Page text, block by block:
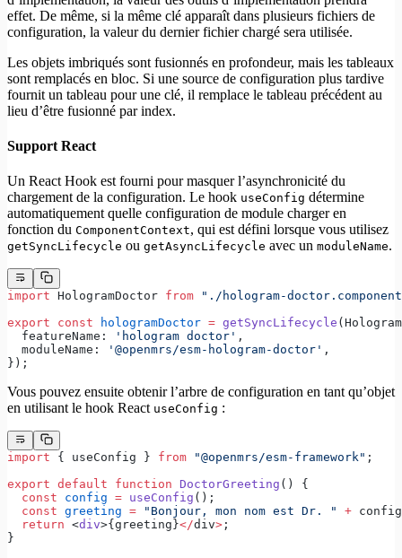
effet. De même, si la même clé apparaît dans plusieurs fichiers de
configuration, la valeur du dernier fichier chargé sera utilisée.
Les objets imbriqués sont fusionnés en profondeur, mais les tableaux
sont remplacés en bloc. Si une source de configuration plus tardive
fournit un tableau pour une clé, il remplace le tableau précédent au
lieu d’être fusionné par index.
Support React
Un React Hook est fourni pour masquer l’asynchronicité du
chargement de la configuration. Le hook useConfig détermine
automatiquement quelle configuration de module charger en
fonction du ComponentContext, qui est défini lorsque vous utilisez
getSyncLifecycle ou getAsyncLifecycle avec un moduleName.
import HologramDoctor from "./hologram-
export const hologramDoctor = getSyncLifecycle
  featureName:
'hologram doctor' ,
  moduleName:
'@openmrs/esm-hologram-doctor' ,
});
Vous pouvez ensuite obtenir l’arbre de configuration en tant qu’objet
en utilisant le hook React useConfig :
import { useConfig } from "@openmrs/esm-framework" ;
export default function DoctorGreeting () {
  const
config = useConfig ();
  const
greeting = "Bonjour, mon nom est Dr. " +
  return
<div>{greeting}</div> ;
}